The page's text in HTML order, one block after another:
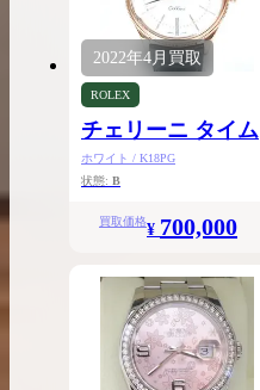
2022年4月 買取
ROLEX
チェリーニ タイム
ホワイト / K18PG
状態: B
買取価格¥ 700,000